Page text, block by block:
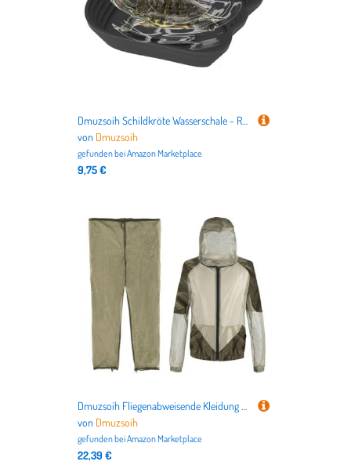
Dmuzsoih Schildkröte Wasserschale - Rutschfeste Schildkröte Pool - Aquarium Ornament, Schildkröte Zubehör, Schläuche Wasserschale für Gecko, Schlange, Schildkröte, Bärtiges Drachenbad
von Dmuzsoih
gefunden beiAmazon Marketplace
9,75 €
Dmuzsoih Fliegenabweisende Kleidung - Fliegensicheres Netzgewebe-Kleidung,Atmungsaktive Tragbare Abdeckung Für Garten Angeln Rucksackreisen Camping Wandern Reisekleidung
von Dmuzsoih
gefunden beiAmazon Marketplace
22,39 €